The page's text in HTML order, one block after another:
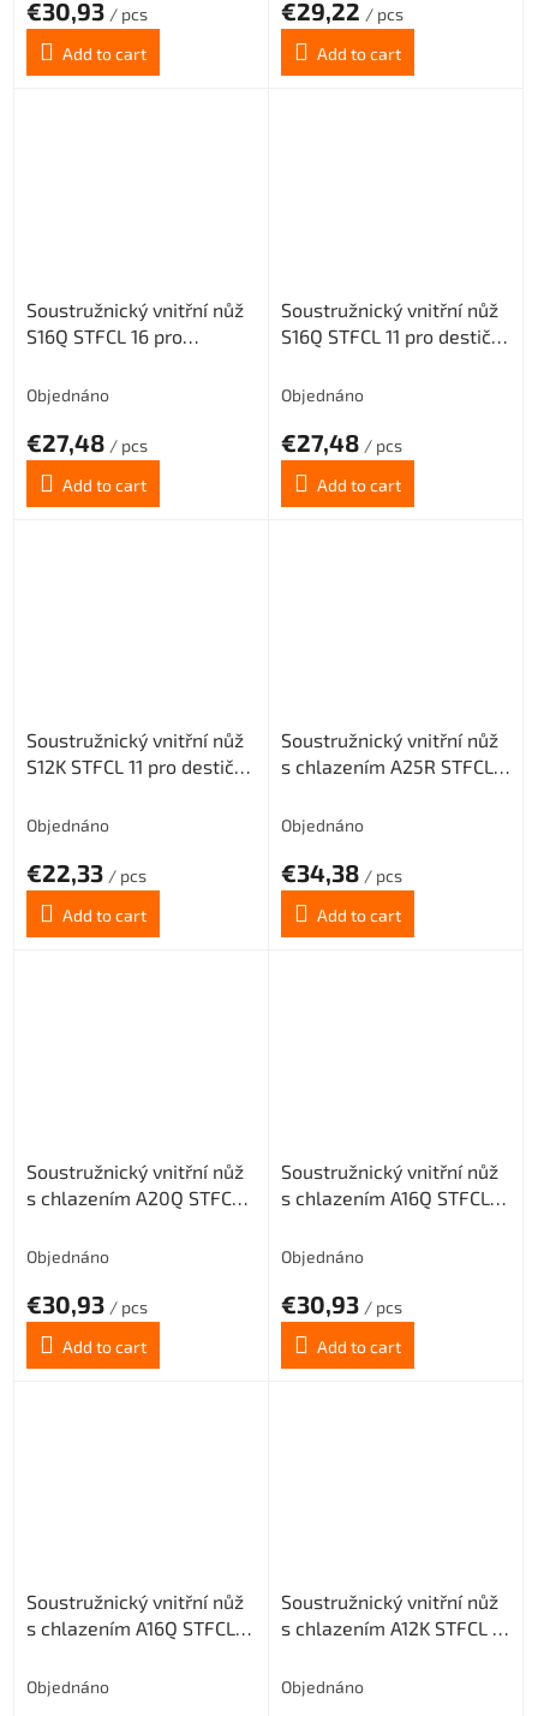
€30,93 / pcs
Add to cart
€29,22 / pcs
Add to cart
Soustružnický vnitřní nůž
S16Q STFCL 16 pro
(levý)
Objednáno
€27,48 / pcs
Add to cart
Soustružnický vnitřní nůž
S16Q STFCL 11 pro destičky
Objednáno
€27,48 / pcs
Add to cart
Soustružnický vnitřní nůž
S12K STFCL 11 pro destičky
Objednáno
€22,33 / pcs
Add to cart
Soustružnický vnitřní nůž
s chlazením A25R STFCL
16T3.. (levý)
Objednáno
€34,38 / pcs
Add to cart
Soustružnický vnitřní nůž
s chlazením A20Q STFCL
16T3.. (levý)
Objednáno
€30,93 / pcs
Add to cart
Soustružnický vnitřní nůž
s chlazením A16Q STFCL
16T3.. (levý)
Objednáno
€30,93 / pcs
Add to cart
Soustružnický vnitřní nůž
s chlazením A16Q STFCL 11
(levý)
Objednáno
Soustružnický vnitřní nůž
s chlazením A12K STFCL 11
(levý)
Objednáno